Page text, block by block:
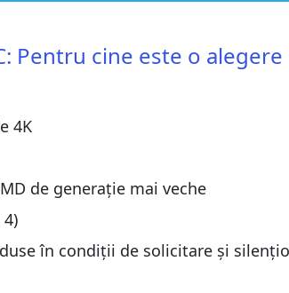
16GB OC
16GB OC
Pentru cine este o
4K
de generație mai veche
în condiții de solicitare și